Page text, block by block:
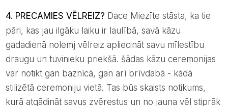
4. PRECAMIES VĒLREIZ? Dace Miezīte stāsta, ka tie
pāri, kas jau ilgāku laiku ir laulībā, savā kāzu
gadadienā nolemj vēlreiz apliecināt savu mīlestību
draugu un tuvinieku priekšā. šādas kāzu ceremonijas
var notikt gan baznīcā, gan arī brīvdabā - kādā
stilizētā ceremoniju vietā. Tas būs skaists notikums,
kurā atgādināt savus zvērestus un no jauna vēl stiprāk